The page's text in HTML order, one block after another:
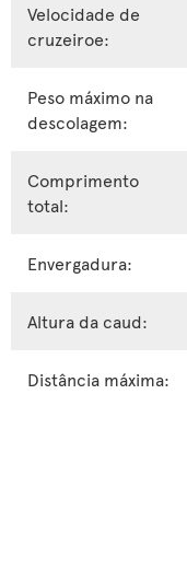
Velocidade de
cruzeiroe:
Peso máximo na
descolagem:
Comprimento
total:
Envergadura:
Altura da caud:
Distância máxima: